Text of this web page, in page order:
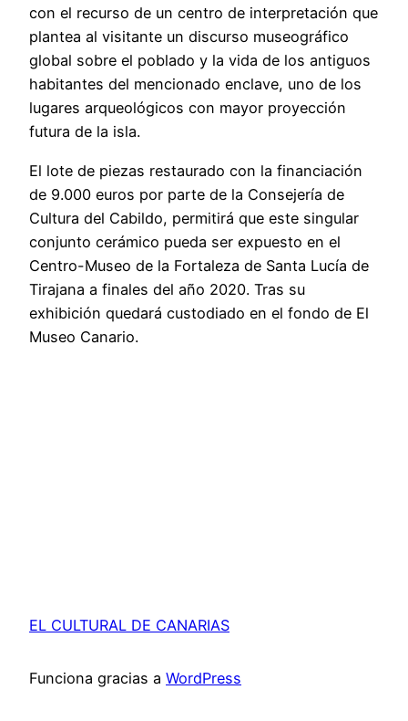
con el recurso de un centro de interpretación que
plantea al visitante un discurso museográfico
global sobre el poblado y la vida de los antiguos
habitantes del mencionado enclave, uno de los
lugares arqueológicos con mayor proyección
futura de la isla.
El lote de piezas restaurado con la financiación
de 9.000 euros por parte de la Consejería de
Cultura del Cabildo, permitirá que este singular
conjunto cerámico pueda ser expuesto en el
Centro-Museo de la Fortaleza de Santa Lucía de
Tirajana a finales del año 2020. Tras su
exhibición quedará custodiado en el fondo de El
Museo Canario.
EL CULTURAL DE CANARIAS
Funciona gracias a WordPress